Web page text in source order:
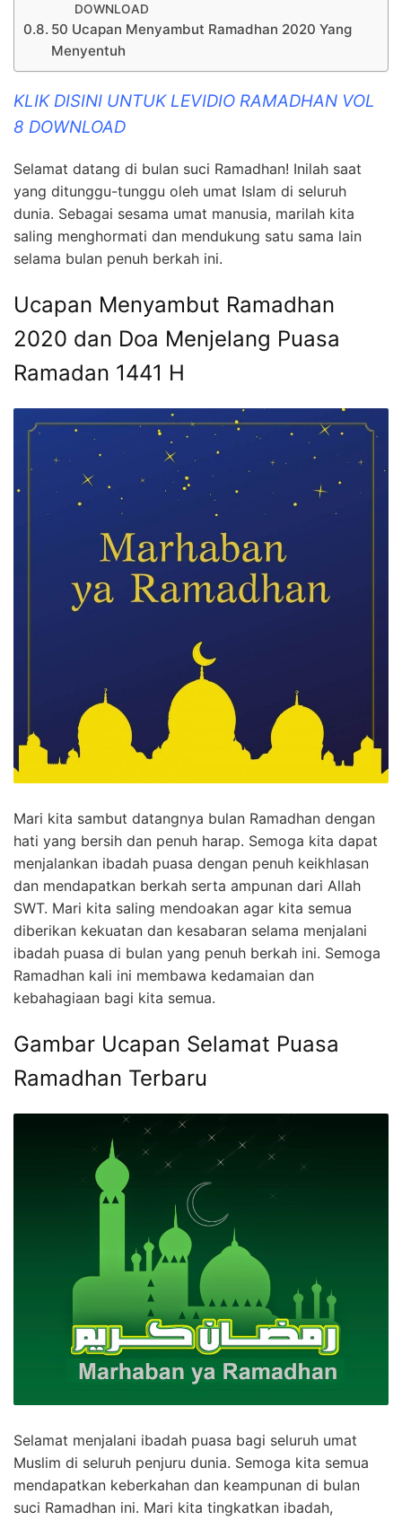
DOWNLOAD
50 Ucapan Menyambut Ramadhan 2020 Yang
Menyentuh
KLIK DISINI UNTUK LEVIDIO RAMADHAN VOL
8 DOWNLOAD
Selamat datang di bulan suci Ramadhan! Inilah saat
yang ditunggu-tunggu oleh umat Islam di seluruh
dunia. Sebagai sesama umat manusia, marilah kita
saling menghormati dan mendukung satu sama lain
selama bulan penuh berkah ini.
Ucapan Menyambut Ramadhan
2020 dan Doa Menjelang Puasa
Ramadan 1441 H
Mari kita sambut datangnya bulan Ramadhan dengan
hati yang bersih dan penuh harap. Semoga kita dapat
menjalankan ibadah puasa dengan penuh keikhlasan
dan mendapatkan berkah serta ampunan dari Allah
SWT. Mari kita saling mendoakan agar kita semua
diberikan kekuatan dan kesabaran selama menjalani
ibadah puasa di bulan yang penuh berkah ini. Semoga
Ramadhan kali ini membawa kedamaian dan
kebahagiaan bagi kita semua.
Gambar Ucapan Selamat Puasa
Ramadhan Terbaru
Selamat menjalani ibadah puasa bagi seluruh umat
Muslim di seluruh penjuru dunia. Semoga kita semua
mendapatkan keberkahan dan keampunan di bulan
suci Ramadhan ini. Mari kita tingkatkan ibadah,